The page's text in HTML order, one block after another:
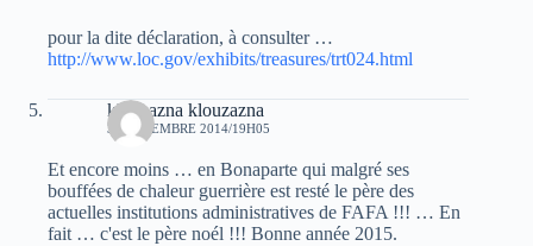
pour la dite déclaration, à consulter …
http://www.loc.gov/exhibits/treasures/trt024.html
klouzazna klouzazna
31 DÉCEMBRE 2014/19H05
Et encore moins … en Bonaparte qui malgré ses
bouffées de chaleur guerrière est resté le père des
actuelles institutions administratives de FAFA !!! … En
fait … c'est le père noél !!! Bonne année 2015.